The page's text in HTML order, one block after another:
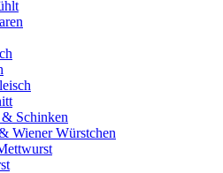
Schinken
Wiener Würstchen